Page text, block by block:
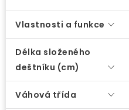
Vlastnosti a funkce
Délka složeného
deštníku (cm)
Váhová třída